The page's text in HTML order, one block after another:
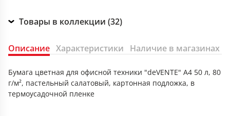
Товары в коллекции (32)
Описание Характеристики Наличие в магазинах
Бумага цветная для офисной техники "deVENTE" A4 50 л, 80
г/м², пастельный салатовый, картонная подложка, в
термоусадочной пленке